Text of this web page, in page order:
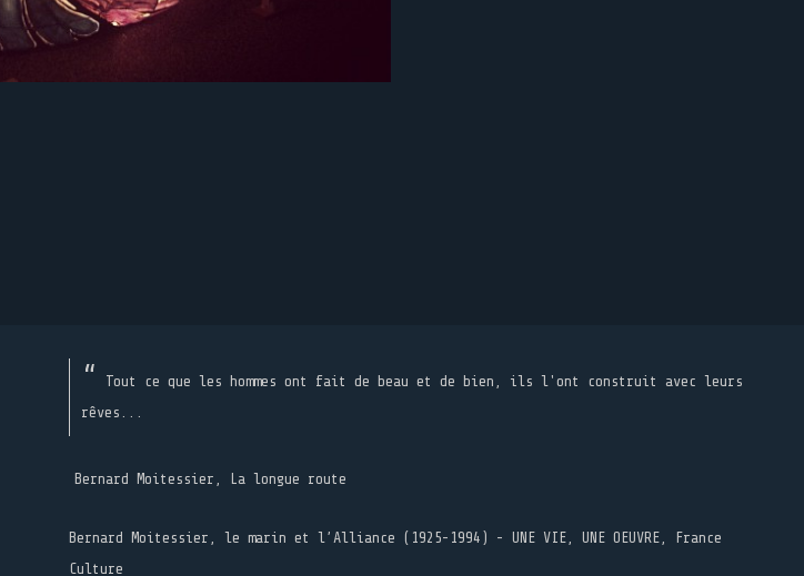
Tout ce que les hommes ont fait de beau et de bien, ils l'ont construit avec leurs
rêves...
Bernard Moitessier, La longue route
Bernard Moitessier, le marin et l’Alliance (1925-1994) - UNE VIE, UNE OEUVRE, France
Culture